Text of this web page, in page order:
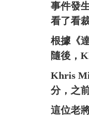
事件發
看了看
根據《
隨後，
Khris
分，之
這位老